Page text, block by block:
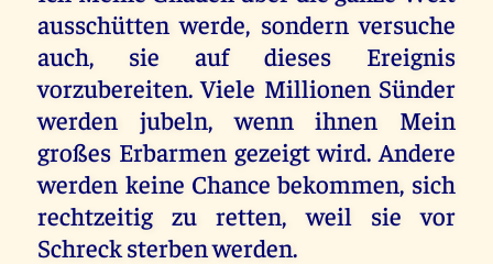
ausschütten werde, sondern versuche
auch, sie auf dieses Ereignis
vorzubereiten. Viele Millionen Sünder
werden jubeln, wenn ihnen Mein
großes Erbarmen gezeigt wird. Andere
werden keine Chance bekommen, sich
rechtzeitig zu retten, weil sie vor
Schreck sterben werden.